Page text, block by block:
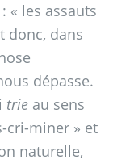
« les assauts
donc, dans
dépasse.
trieau sens
cri-miner » et
naturelle,